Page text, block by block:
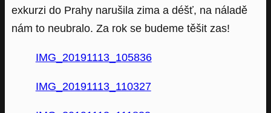
exkurzi do Prahy narušila zima a déšť, na náladě
nám to neubralo. Za rok se budeme těšit zas!
IMG_20191113_105836
IMG_20191113_110327